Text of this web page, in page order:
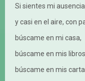
Si sientes mi
y casi en el aire, con
búscame en mi casa,
búscame en mis
búscame en mis